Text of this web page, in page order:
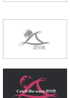
今月のプレゼント
千葉北
千葉南
その他
VOTE!